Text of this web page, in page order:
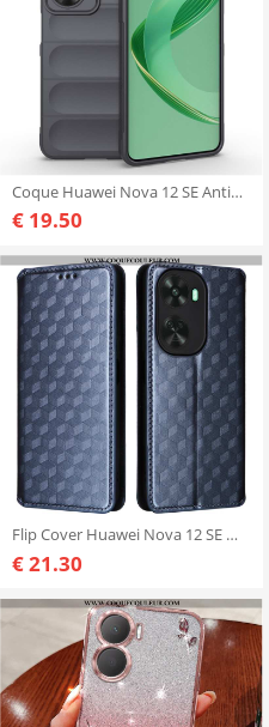
Coque Huawei Nova 12 SE Antidérapante
€ 19.50
Flip Cover Huawei Nova 12 SE Motif Losanges
€ 21.30